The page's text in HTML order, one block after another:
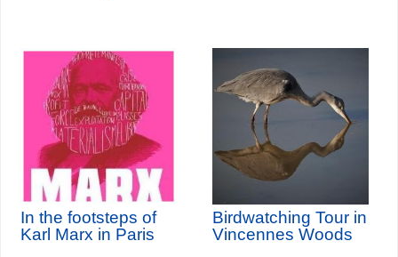
In the footsteps of
Karl Marx in Paris
Birdwatching Tour in
Vincennes Woods